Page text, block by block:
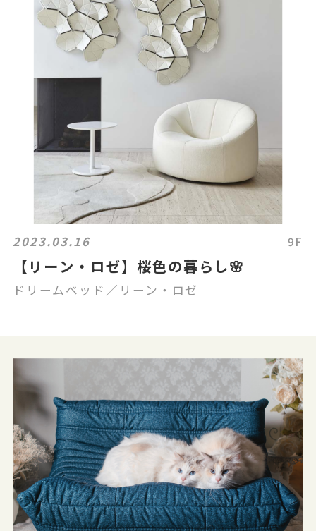
2023.03.16 9F
【リーン・ロゼ】桜色の暮らし🌸
ドリームベッド／リーン・ロゼ